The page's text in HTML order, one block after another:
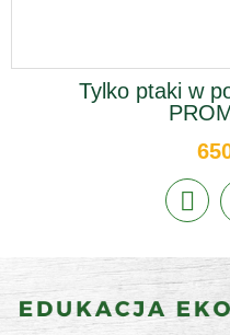
Tylko ptaki w